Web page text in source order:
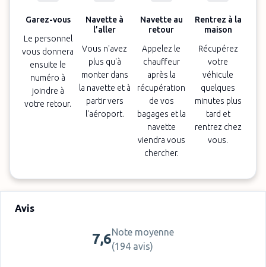
Garez-vous
Le personnel
vous donnera
ensuite le
numéro à
joindre à
votre retour.
Navette à
l’aller
Vous n'avez
plus qu'à
monter dans
la navette et à
partir vers
l'aéroport.
Navette au
retour
Appelez le
chauffeur
après la
récupération
de vos
bagages et la
navette
viendra vous
chercher.
Rentrez à la
maison
Récupérez
votre
véhicule
quelques
minutes plus
tard et
rentrez chez
vous.
Avis
7,6Note moyenne
(194 avis)